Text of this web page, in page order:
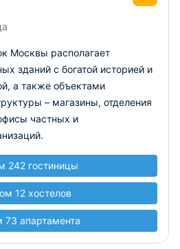
Москвы располагает
зданий с богатой историей и
а также объектами
– магазины, отделения
частных и
242 гостиницы
12 хостелов
73 апартамента